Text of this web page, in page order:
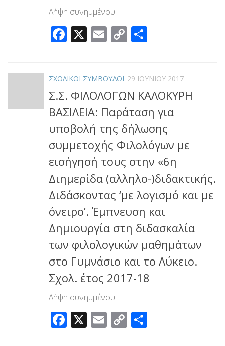
Λήψη συνημμένου
Facebook
X Email
Copy
ΣΧΟΛΙΚΟΙ ΣΥΜΒΟΥΛΟΙ 29 ΙΟΥΝΊΟΥ 2017
Σ.Σ. ΦΙΛΟΛΟΓΩΝ ΚΑΛΟΚΥΡΗ
ΒΑΣΙΛΕΙΑ: Παράταση για
υποβολή της δήλωσης
συμμετοχής Φιλολόγων με
εισήγησή τους στην «6η
Διημερίδα (αλληλο-)διδακτικής.
Διδάσκοντας ‘με λογισμό και με
όνειρο’. Έμπνευση και
Δημιουργία στη διδασκαλία
των φιλολογικών μαθημάτων
στο Γυμνάσιο και το Λύκειο.
Σχολ. έτος 2017-18
Λήψη συνημμένου
Facebook
X Email
Copy